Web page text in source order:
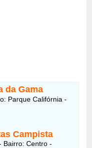
da Gama
Parque Califórnia -
Campista
Bairro: Centro -